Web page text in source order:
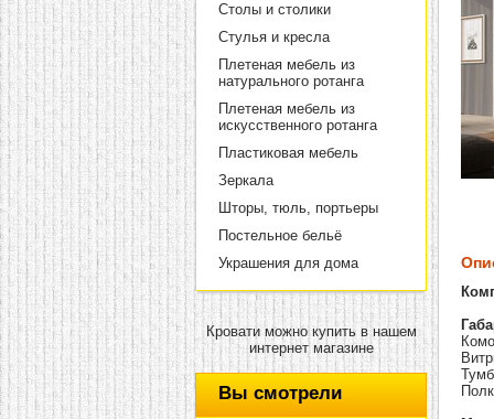
Столы и столики
Стулья и кресла
Плетеная мебель из
натурального ротанга
Плетеная мебель из
искусственного ротанга
Пластиковая мебель
Зеркала
Шторы, тюль, портьеры
Постельное бельё
Украшения для дома
Кровати можно купить в нашем
интернет магазине
Вы смотрели